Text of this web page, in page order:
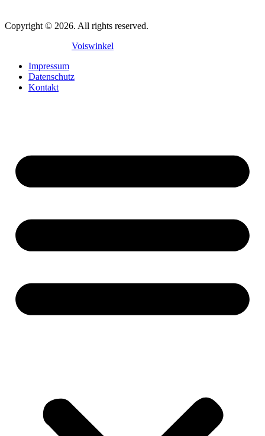
Copyright © 2026. All rights reserved.
Voiswinkel
Impressum
Datenschutz
Kontakt